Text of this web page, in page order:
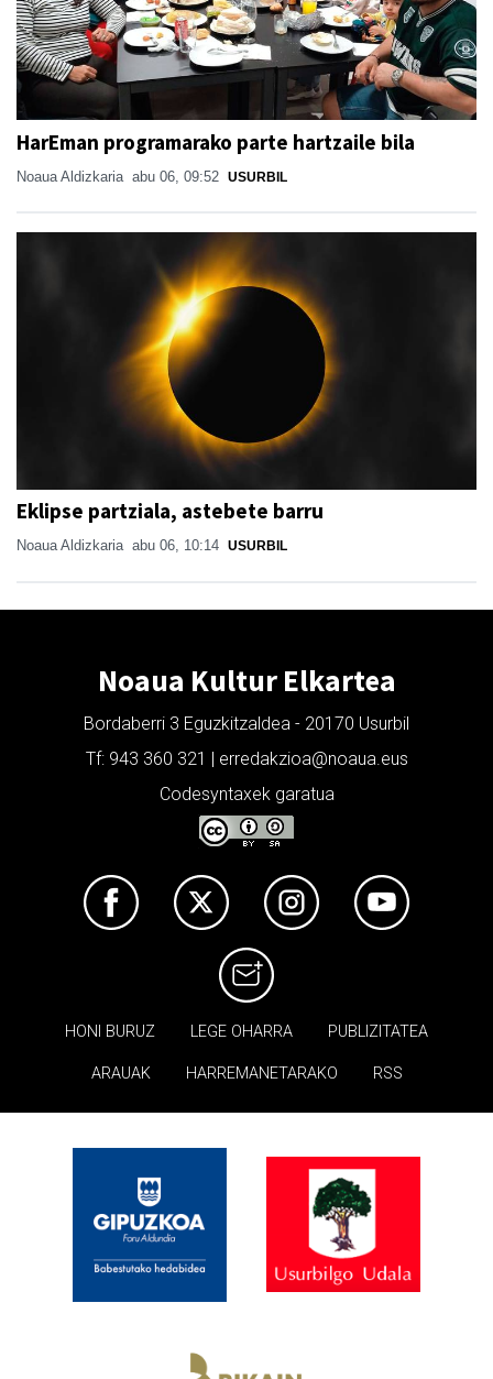
HarEman programarako parte hartzaile bila
Noaua Aldizkaria abu 06, 09:52 USURBIL
Eklipse partziala, astebete barru
Noaua Aldizkaria abu 06, 10:14 USURBIL
Noaua Kultur Elkartea
Bordaberri 3 Eguzkitzaldea - 20170 Usurbil
Tf: 943 360 321 | erredakzioa@noaua.eus
Codesyntaxek garatua
HONI BURUZ LEGE OHARRA PUBLIZITATEA
ARAUAK HARREMANETARAKO RSS